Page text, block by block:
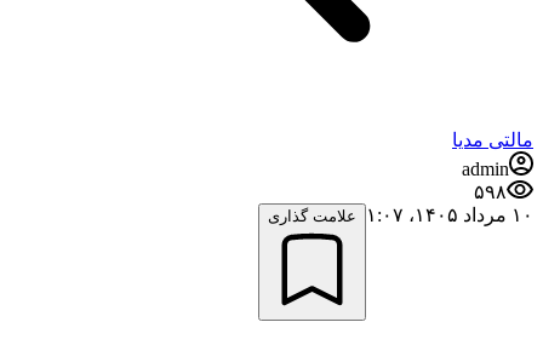
مالتی مدیا
admin
۵۹۸
۱۰ مرداد ۱۴۰۵،‏ ۱:۰۷
علامت گذاری